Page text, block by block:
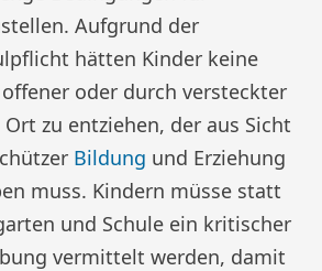
Aufgrund der
hätten Kinder keine
oder durch versteckter
zu entziehen, der aus Sicht
Bildung und Erziehung
muss. Kindern müsse statt
und Schule ein kritischer
vermittelt werden, damit